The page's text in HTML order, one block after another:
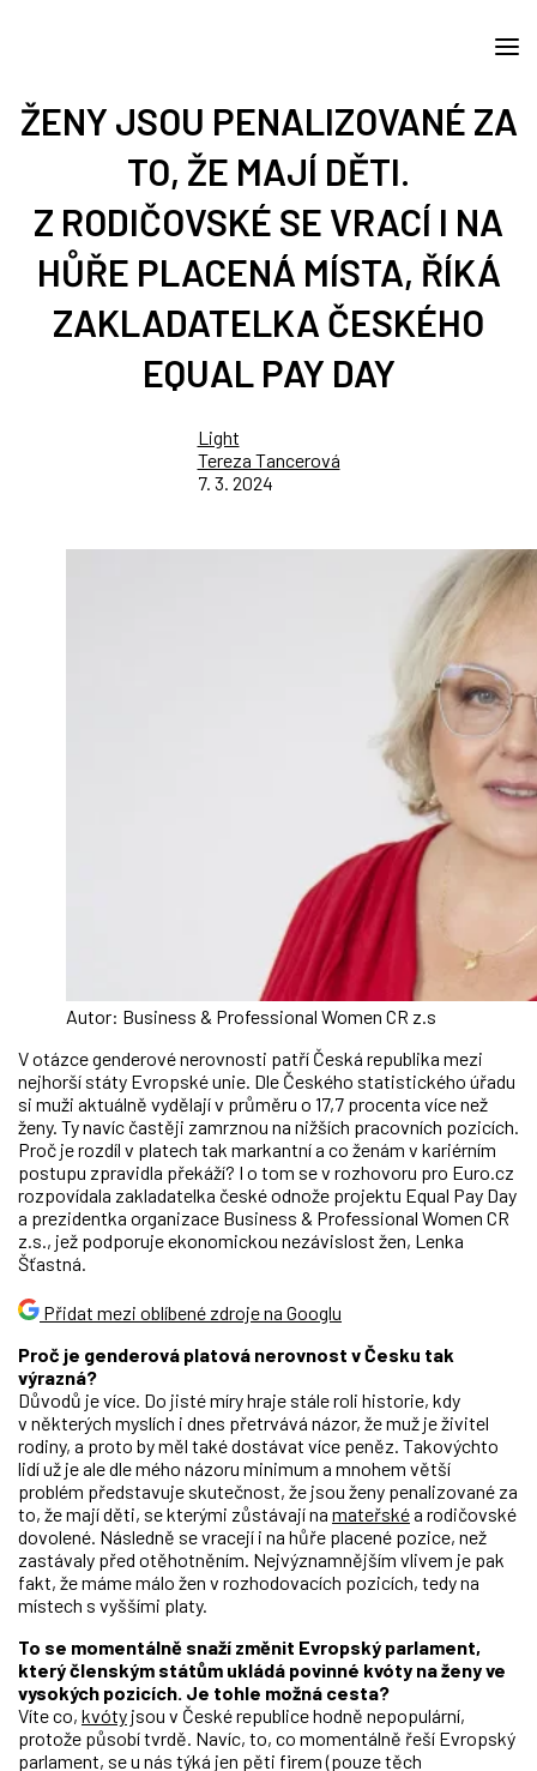
ŽENY JSOU PENALIZOVANÉ ZA
TO, ŽE MAJÍ DĚTI.
Z RODIČOVSKÉ SE VRACÍ I NA
HŮŘE PLACENÁ MÍSTA, ŘÍKÁ
ZAKLADATELKA ČESKÉHO
EQUAL PAY DAY
Light
Tereza Tancerová
7. 3. 2024
Autor: Business & Professional Women CR z.s
V otázce genderové nerovnosti patří Česká republika mezi
nejhorší státy Evropské unie. Dle Českého statistického úřadu
si muži aktuálně vydělají v průměru o 17,7 procenta více než
ženy. Ty navíc častěji zamrznou na nižších pracovních pozicích.
Proč je rozdíl v platech tak markantní a co ženám v kariérním
postupu zpravidla překáží? I o tom se v rozhovoru pro Euro.cz
rozpovídala zakladatelka české odnože projektu Equal Pay Day
a prezidentka organizace Business & Professional Women CR
z.s., jež podporuje ekonomickou nezávislost žen, Lenka
Šťastná.
Přidat mezi oblíbené zdroje na Googlu
Proč je genderová platová nerovnost v Česku tak
výrazná?
Důvodů je více. Do jisté míry hraje stále roli historie, kdy
v některých myslích i dnes přetrvává názor, že muž je živitel
rodiny, a proto by měl také dostávat více peněz. Takovýchto
lidí už je ale dle mého názoru minimum a mnohem větší
problém představuje skutečnost, že jsou ženy penalizované za
to, že mají děti, se kterými zůstávají na mateřskéa rodičovské
dovolené. Následně se vracejí i na hůře placené pozice, než
zastávaly před otěhotněním. Nejvýznamnějším vlivem je pak
fakt, že máme málo žen v rozhodovacích pozicích, tedy na
místech s vyššími platy.
To se momentálně snaží změnit Evropský parlament,
který členským státům ukládá povinné kvóty na ženy ve
vysokých pozicích. Je tohle možná cesta?
Víte co, kvóty jsou v České republice hodně nepopulární,
protože působí tvrdě. Navíc, to, co momentálně řeší Evropský
parlament, se u nás týká jen pěti firem (pouze těch